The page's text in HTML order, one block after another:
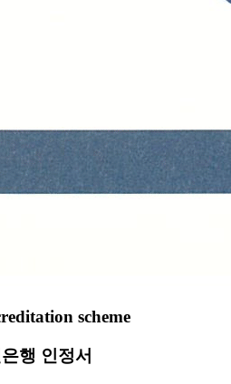
scheme
행 인정서